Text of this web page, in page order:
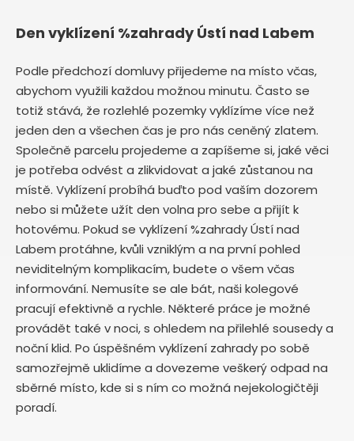
Den vyklízení %zahrady Ústí nad Labem
Podle předchozí domluvy přijedeme na místo včas,
abychom využili každou možnou minutu. Často se
totiž stává, že rozlehlé pozemky vyklízíme více než
jeden den a všechen čas je pro nás ceněný zlatem.
Společně parcelu projedeme a zapíšeme si, jaké věci
je potřeba odvést a zlikvidovat a jaké zůstanou na
místě. Vyklízení probíhá buďto pod vaším dozorem
nebo si můžete užít den volna pro sebe a přijít k
hotovému. Pokud se vyklízení %zahrady Ústí nad
Labem protáhne, kvůli vzniklým a na první pohled
neviditelným komplikacím, budete o všem včas
informování. Nemusíte se ale bát, naši kolegové
pracují efektivně a rychle. Některé práce je možné
provádět také v noci, s ohledem na přilehlé sousedy a
noční klid. Po úspěšném vyklízení zahrady po sobě
samozřejmě uklidíme a dovezeme veškerý odpad na
sběrné místo, kde si s ním co možná nejekologičtěji
poradí.